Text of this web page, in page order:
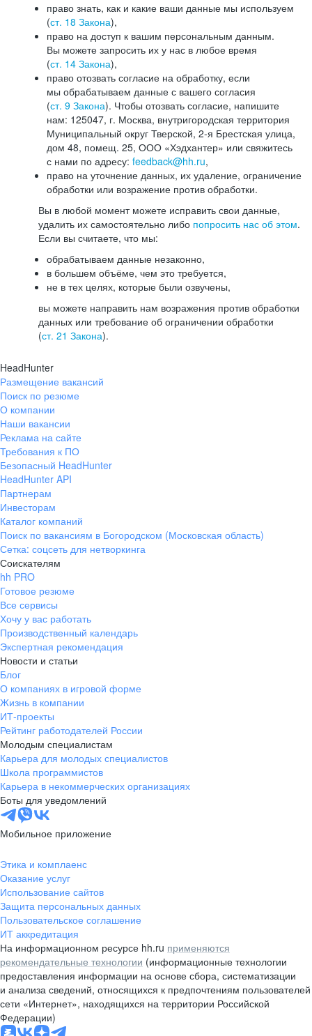
право знать, как и какие ваши данные мы используем
(ст. 18 Закона),
право на доступ к вашим персональным данным.
Вы можете запросить их у нас в любое время
(ст. 14 Закона),
право отозвать согласие на обработку, если
мы обрабатываем данные с вашего согласия
(ст. 9 Закона). Чтобы отозвать согласие, напишите
нам: 125047, г. Москва, внутригородская территория
Муниципальный округ Тверской, 2-я Брестская улица,
дом 48, помещ. 25, ООО «Хэдхантер» или свяжитесь
с нами по адресу: feedback@hh.ru,
право на уточнение данных, их удаление, ограничение
обработки или возражение против обработки.
Вы в любой момент можете исправить свои данные,
удалить их самостоятельно либо попросить нас об этом.
Если вы считаете, что мы:
обрабатываем данные незаконно,
в большем объёме, чем это требуется,
не в тех целях, которые были озвучены,
вы можете направить нам возражения против обработки
данных или требование об ограничении обработки
(ст. 21 Закона).
HeadHunter
Размещение вакансий
Поиск по резюме
О компании
Наши вакансии
Реклама на сайте
Требования к ПО
Безопасный HeadHunter
HeadHunter API
Партнерам
Инвесторам
Каталог компаний
Поиск по вакансиям в Богородском (Московская область)
Сетка: соцсеть для нетворкинга
Соискателям
hh PRO
Готовое резюме
Все сервисы
Хочу у вас работать
Производственный календарь
Экспертная рекомендация
Новости и статьи
Блог
О компаниях в игровой форме
Жизнь в компании
ИТ-проекты
Рейтинг работодателей России
Молодым специалистам
Карьера для молодых специалистов
Школа программистов
Карьера в некоммерческих организациях
Боты для уведомлений
Мобильное приложение
Этика и комплаенс
Оказание услуг
Использование сайтов
Защита персональных данных
Пользовательское соглашение
ИТ аккредитация
На информационном ресурсе hh.ru применяются
рекомендательные технологии (информационные технологии
предоставления информации на основе сбора, систематизации
и анализа сведений, относящихся к предпочтениям пользователей
сети «Интернет», находящихся на территории Российской
Федерации)